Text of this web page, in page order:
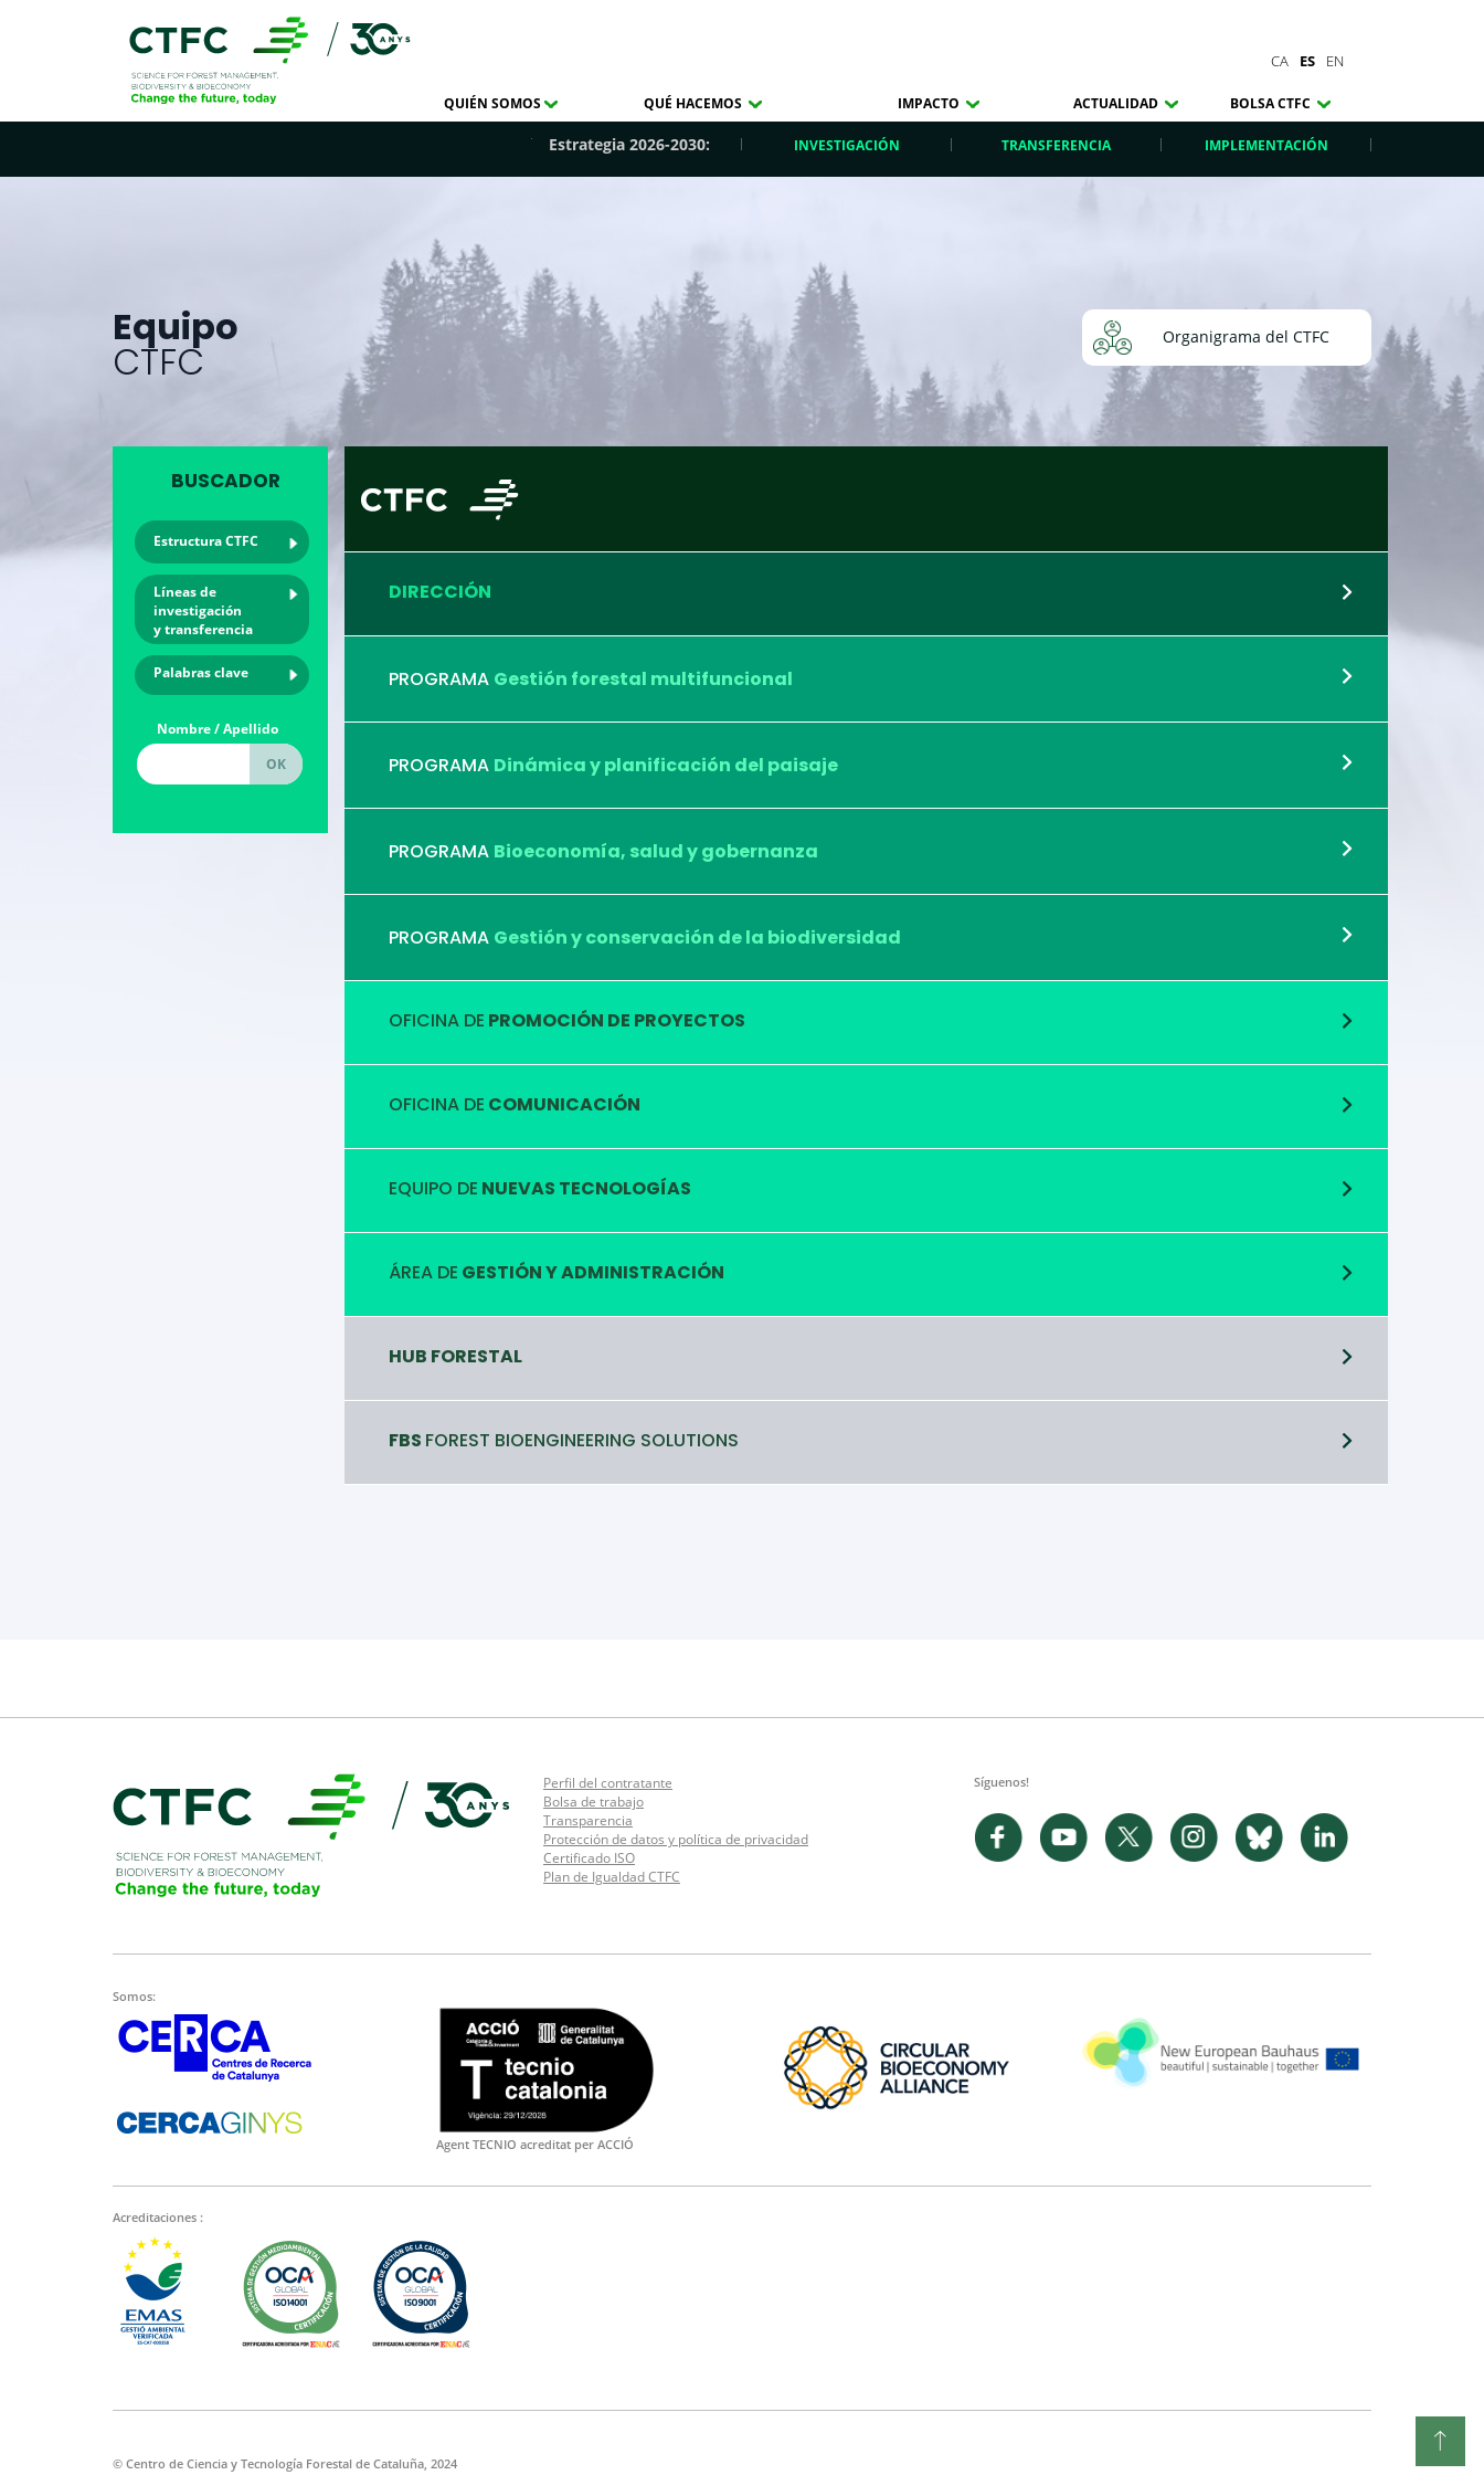
CA ES EN
QUIÉN SOMOS QUÉ HACEMOS IMPACTO ACTUALIDAD BOLSA CTFC
Estrategia 2026-2030: INVESTIGACIÓN TRANSFERENCIA IMPLEMENTACIÓN
Equipo
CTFC
Organigrama del CTFC
BUSCADOR
Estructura CTFC
Líneas de
investigación
y transferencia
Palabras clave
Nombre / Apellido
DIRECCIÓN
PROGRAMA Gestión forestal multifuncional
PROGRAMA Dinámica y planificación del paisaje
PROGRAMA Bioeconomía, salud y gobernanza
PROGRAMA Gestión y conservación de la biodiversidad
OFICINA DE PROMOCIÓN DE PROYECTOS
OFICINA DE COMUNICACIÓN
EQUIPO DE NUEVAS TECNOLOGÍAS
ÁREA DE GESTIÓN Y ADMINISTRACIÓN
HUB FORESTAL
FBS FOREST BIOENGINEERING SOLUTIONS
Perfil del contratante
Bolsa de trabajo
Transparencia
Protección de datos y política de privacidad
Certificado ISO
Plan de Igualdad CTFC
Síguenos!
Somos:
Agent TECNIO acreditat per ACCIÓ
Acreditaciones :
© Centro de Ciencia y Tecnología Forestal de Cataluña, 2024